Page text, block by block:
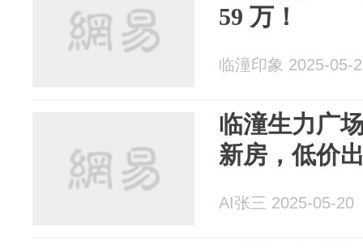
59 万！
临潼印象 2025-05-
临潼生力广
新房，低价
AI张三 2025-05-20